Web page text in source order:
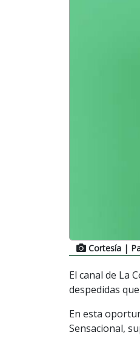
Cortesía |
El canal de La
despedidas
En esta
Sensacional,